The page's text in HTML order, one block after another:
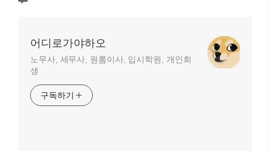
어디로가야하오
노무사, 세무사, 원룸이사, 입시학원, 개인회
생
구독하기